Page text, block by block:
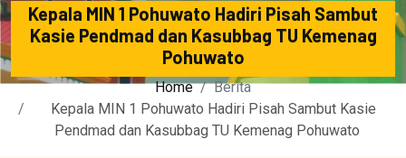
Kepala MIN 1 Pohuwato Hadiri Pisah Sambut
Kasie Pendmad dan Kasubbag TU Kemenag
Pohuwato
Home
Berita
Kepala MIN 1 Pohuwato Hadiri Pisah Sambut Kasie
Pendmad dan Kasubbag TU Kemenag Pohuwato